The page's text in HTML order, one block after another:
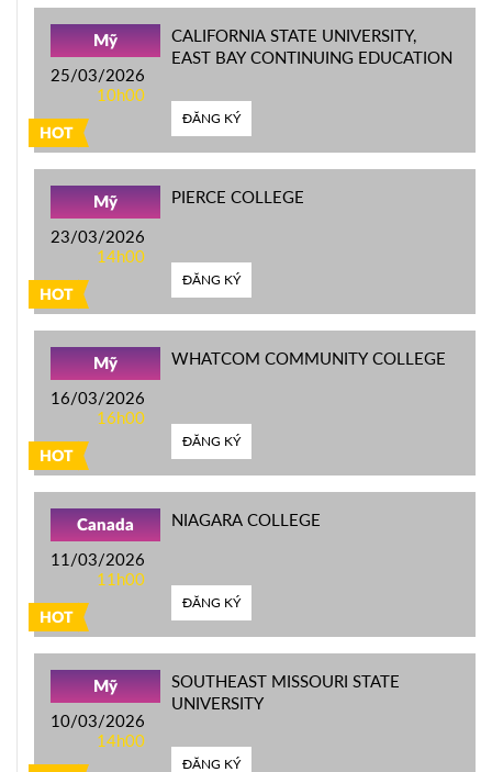
HOT
Mỹ
25/03/2026
10h00
CALIFORNIA STATE UNIVERSITY,
EAST BAY CONTINUING EDUCATION
ĐĂNG KÝ
HOT
Mỹ
23/03/2026
14h00
PIERCE COLLEGE
ĐĂNG KÝ
HOT
Mỹ
16/03/2026
16h00
WHATCOM COMMUNITY COLLEGE
ĐĂNG KÝ
HOT
Canada
11/03/2026
11h00
NIAGARA COLLEGE
ĐĂNG KÝ
Mỹ
10/03/2026
14h00
SOUTHEAST MISSOURI STATE
UNIVERSITY
ĐĂNG KÝ